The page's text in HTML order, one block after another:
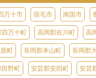
万十市 宿毛市 南国市
四万十町 高岡郡佐川町 高
町 長岡郡本山町 長岡郡
田野町 安芸郡安田町 安芸